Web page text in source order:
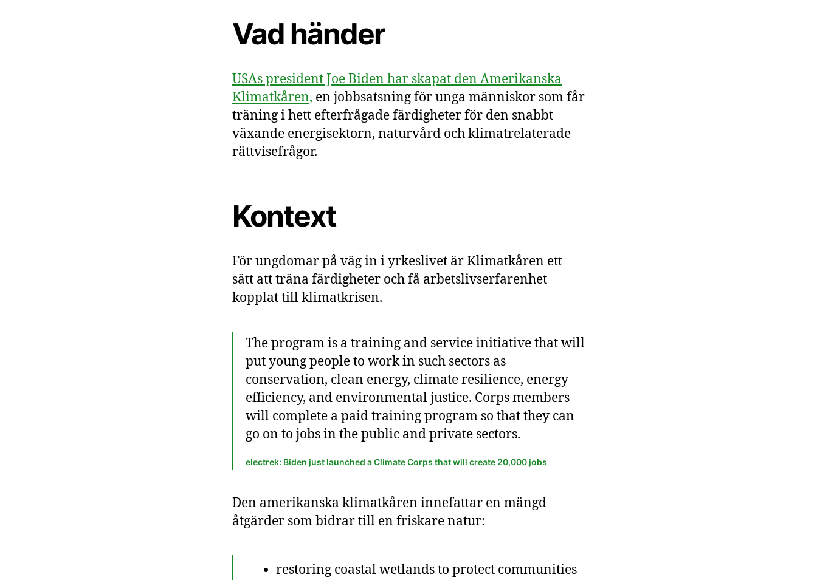
Vad händer
USAs president Joe Biden har skapat den Amerikanska
Klimatkåren, en jobbsatsning för unga människor som får
träning i hett efterfrågade färdigheter för den snabbt
växande energisektorn, naturvård och klimatrelaterade
rättvisefrågor.
Kontext
För ungdomar på väg in i yrkeslivet är Klimatkåren ett
sätt att träna färdigheter och få arbetslivserfarenhet
kopplat till klimatkrisen.
The program is a training and service initiative that will
put young people to work in such sectors as
conservation, clean energy, climate resilience, energy
efficiency, and environmental justice. Corps members
will complete a paid training program so that they can
go on to jobs in the public and private sectors.
electrek: Biden just launched a Climate Corps that will create 20,000 jobs
Den amerikanska klimatkåren innefattar en mängd
åtgärder som bidrar till en friskare natur:
restoring coastal wetlands to protect communities